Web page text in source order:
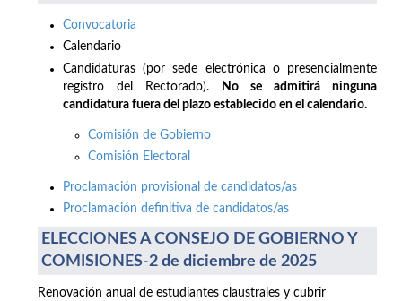
Convocatoria
Calendario
Candidaturas (por sede electrónica o presencialmente
registro del Rectorado).
No se admitirá ninguna
candidatura fuera del plazo establecido en el calendario.
Comisión de Gobierno
Comisión Electoral
Proclamación provisional de candidatos/as
Proclamación definitiva de candidatos/as
ELECCIONES A CONSEJO DE GOBIERNO Y
COMISIONES-2 de diciembre de 2025
Renovación anual de estudiantes claustrales y cubrir